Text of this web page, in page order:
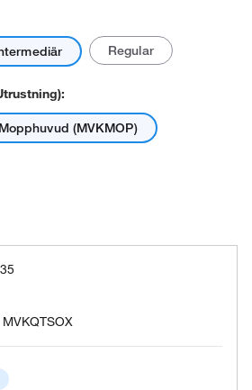
Regular
(MVKMOP)
MVKQTSOX